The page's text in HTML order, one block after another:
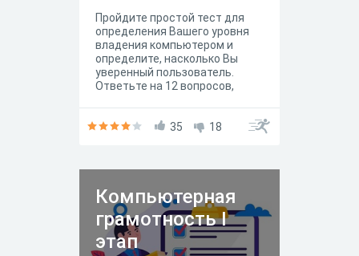
Пройдите простой тест для
определения Вашего уровня
владения компьютером и
определите, насколько Вы
уверенный пользователь.
Ответьте на 12 вопросов,
результате Вам будут даны
быть полезны. Приступим?
35 18
Компьютерная
грамотность I
этап